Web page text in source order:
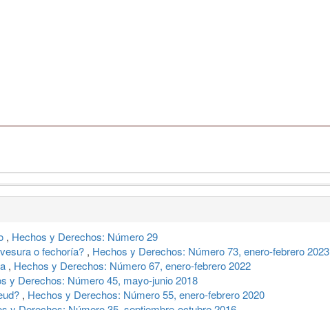
, Hechos y Derechos: Número 29
o fechoría? , Hechos y Derechos: Número 73, enero-febrero 2023
, Hechos y Derechos: Número 67, enero-febrero 2022
y Derechos: Número 45, mayo-junio 2018
, Hechos y Derechos: Número 55, enero-febrero 2020